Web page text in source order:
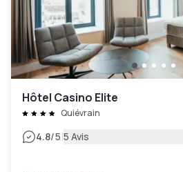
Hôtel Casino Elite
Quiévrain
4.8/5|5 Avis